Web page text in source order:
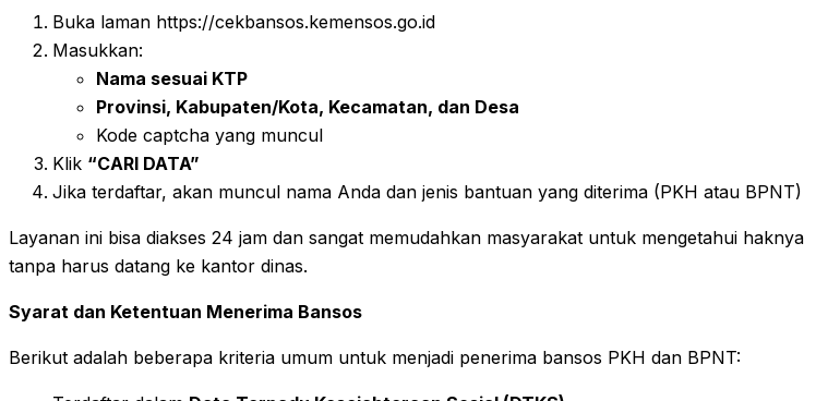
Buka laman https://cekbansos.kemensos.go.id
Masukkan:
Nama sesuai KTP
Provinsi, Kabupaten/Kota, Kecamatan, dan Desa
Kode captcha yang muncul
Klik “CARI DATA”
Jika terdaftar, akan muncul nama Anda dan jenis bantuan yang diterima (PKH atau BPNT)
Layanan ini bisa diakses 24 jam dan sangat memudahkan masyarakat untuk mengetahui haknya
tanpa harus datang ke kantor dinas.
Syarat dan Ketentuan Menerima Bansos
Berikut adalah beberapa kriteria umum untuk menjadi penerima bansos PKH dan BPNT: